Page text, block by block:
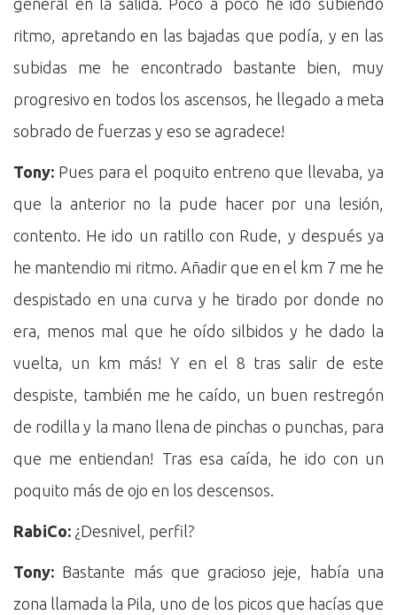
ritmo, apretando en las bajadas que podía, y en las
subidas me he encontrado bastante bien, muy
progresivo en todos los ascensos, he llegado a meta
sobrado de fuerzas y eso se agradece!
Tony: Pues para el poquito entreno que llevaba, ya
que la anterior no la pude hacer por una lesión,
contento. He ido un ratillo con Rude, y después ya
he mantendio mi ritmo. Añadir que en el km 7 me he
despistado en una curva y he tirado por donde no
era, menos mal que he oído silbidos y he dado la
vuelta, un km más! Y en el 8 tras salir de este
despiste, también me he caído, un buen restregón
de rodilla y la mano llena de pinchas o punchas, para
que me entiendan! Tras esa caída, he ido con un
poquito más de ojo en los descensos.
RabiCo: ¿Desnivel, perfil?
Tony: Bastante más que gracioso jeje, había una
zona llamada la Pila, uno de los picos que hacías que